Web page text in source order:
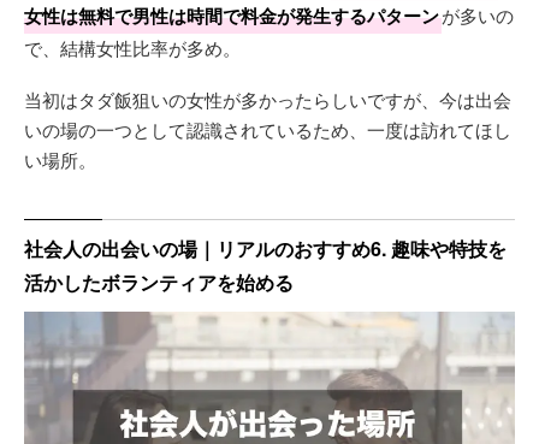
女性は無料で男性は時間で料金が発生するパターンが多いの
で、結構女性比率が多め。
当初はタダ飯狙いの女性が多かったらしいですが、今は出会
いの場の一つとして認識されているため、一度は訪れてほし
い場所。
社会人の出会いの場｜リアルのおすすめ6. 趣味や特技を
活かしたボランティアを始める